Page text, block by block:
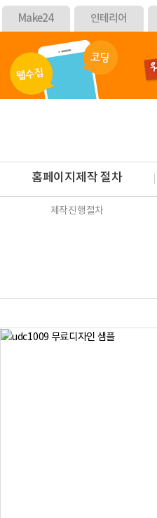
Make24 인테리어
홈페이지제작 절차
제작진행절차